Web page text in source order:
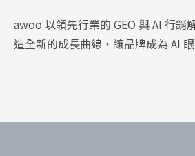
awoo 以領先行業的 GEO 與 AI 行銷
造全新的成長曲線，讓品牌成為 AI